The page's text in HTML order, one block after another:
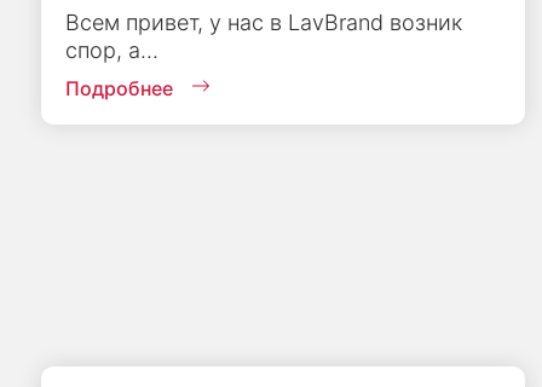
Всем привет, у нас в LavBrand возник
спор, а...
Подробнее